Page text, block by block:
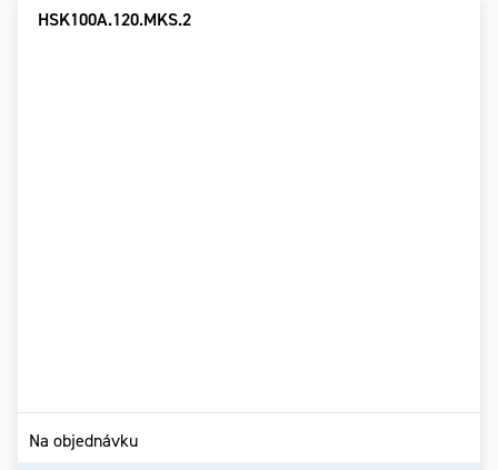
HSK100A.120.MKS.2
Na objednávku